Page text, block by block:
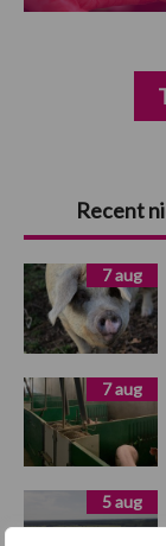
Primaire
Sidebar
Recent
7 aug
7 aug
5 aug